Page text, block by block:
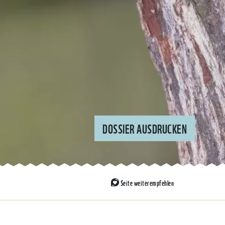
DOSSIER AUSDRUCKEN
Seite weiterempfehlen